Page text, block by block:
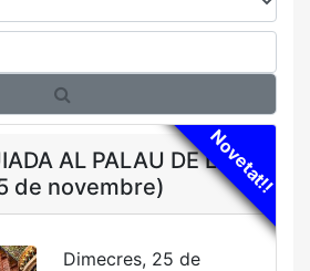
Novetat!!
AL PALAU DE LA
de novembre)
Dimecres, 25 de